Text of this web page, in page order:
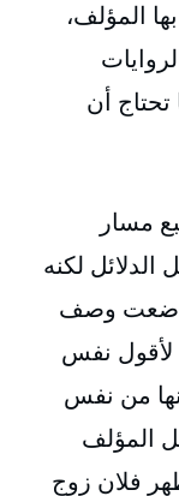
المؤلف،
تحتاج أن
مسار
لكنه
أضعت وصف
لأقول نفس
من نفس
المؤلف
فلان زوج